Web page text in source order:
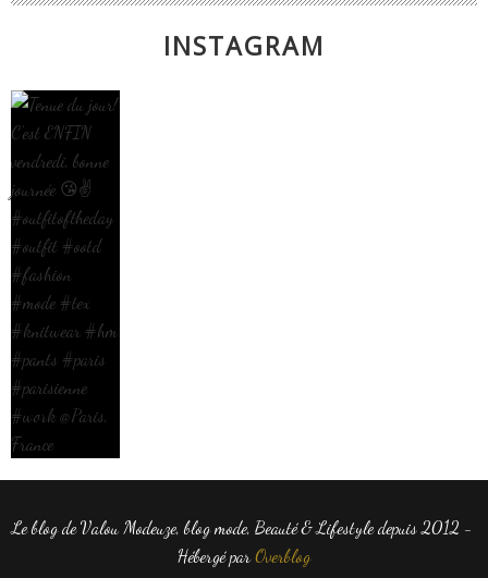
INSTAGRAM
Le blog de Valou Modeuze, blog mode, Beauté & Lifestyle depuis 2012 -
Hébergé parOverblog